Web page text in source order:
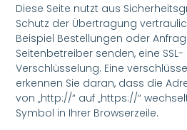
Diese Seite nutzt aus
Schutz der Übertragung
Beispiel Bestellungen oder
Seitenbetreiber senden, eine SSL-
Verschlüsselung. Eine
erkennen Sie daran, dass die
von „http://“ auf „https://“
Symbol in Ihrer Browserzeile.